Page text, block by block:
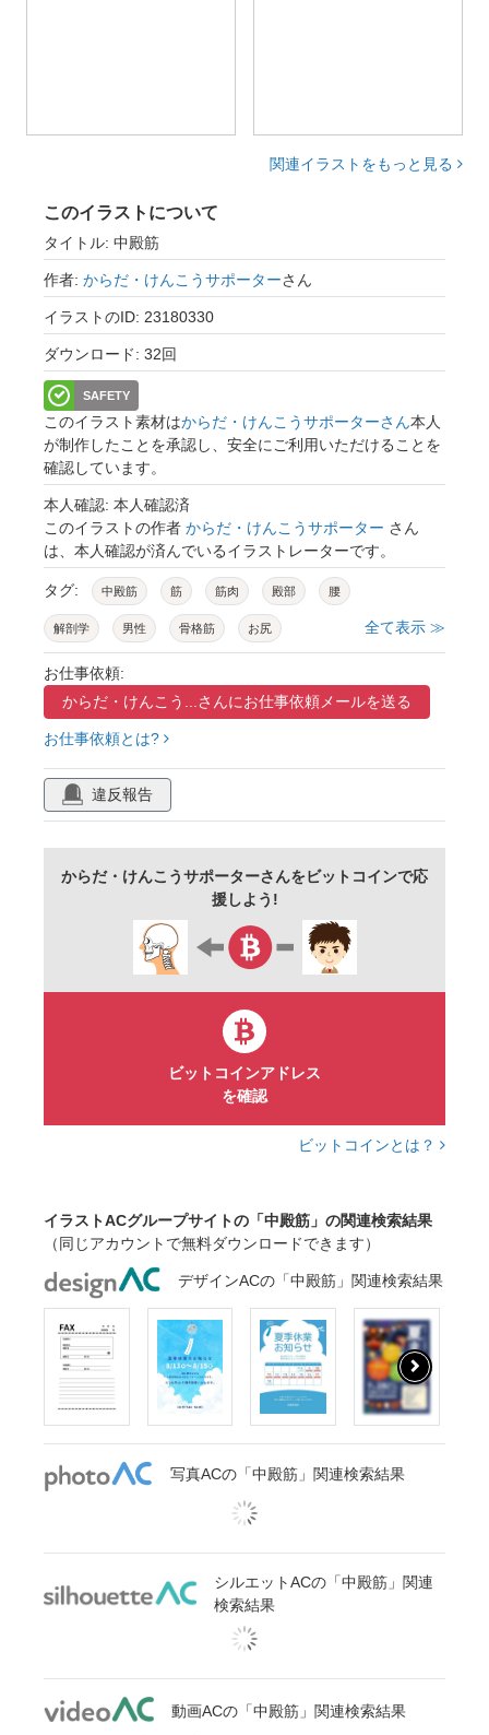
関連イラストをもっと見る
このイラストについて
タイトル: 中殿筋
作者: からだ・けんこうサポーターさん
イラストのID: 23180330
ダウンロード: 32回
SAFETY
このイラスト素材はからだ・けんこうサポーターさん本人
が制作したことを承認し、安全にご利用いただけることを
確認しています。
本人確認: 本人確認済
このイラストの作者 からだ・けんこうサポーター さん
は、本人確認が済んでいるイラストレーターです。
タグ: 中殿筋 筋 筋肉 殿部 腰
解剖学 男性 骨格筋 お尻 全て表示 ≫
お仕事依頼:
からだ・けんこう...さんにお仕事依頼メールを送る
お仕事依頼とは?
違反報告
からだ・けんこうサポーターさんをビットコインで応
援しよう!
ビットコインアドレス
を確認
ビットコインとは？
イラストACグループサイトの「中殿筋」の関連検索結果
（同じアカウントで無料ダウンロードできます）
デザインACの「中殿筋」関連検索結果
写真ACの「中殿筋」関連検索結果
シルエットACの「中殿筋」関連
検索結果
動画ACの「中殿筋」関連検索結果